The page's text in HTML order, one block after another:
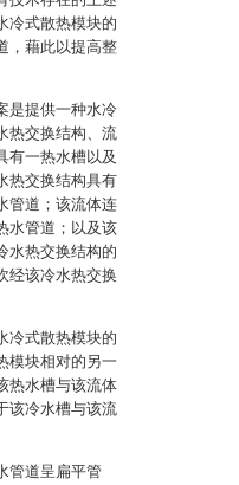
冷式散热模块的
，藉此以提高整
是提供一种水冷
热交换结构、流
有一热水槽以及
热交换结构具有
管道；该流体连
水管道；以及该
水热交换结构的
经该冷水热交换
冷式散热模块的
模块相对的另一
热水槽与该流体
该冷水槽与该流
管道呈扁平管